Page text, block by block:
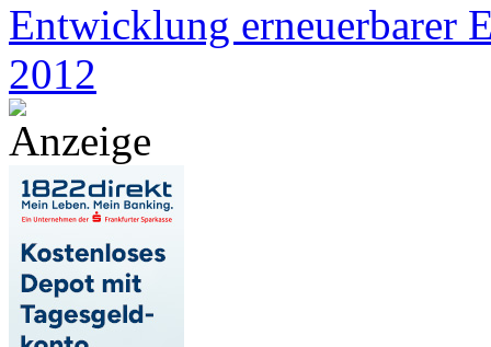
Entwicklung erneuerbarer
2012
Anzeige